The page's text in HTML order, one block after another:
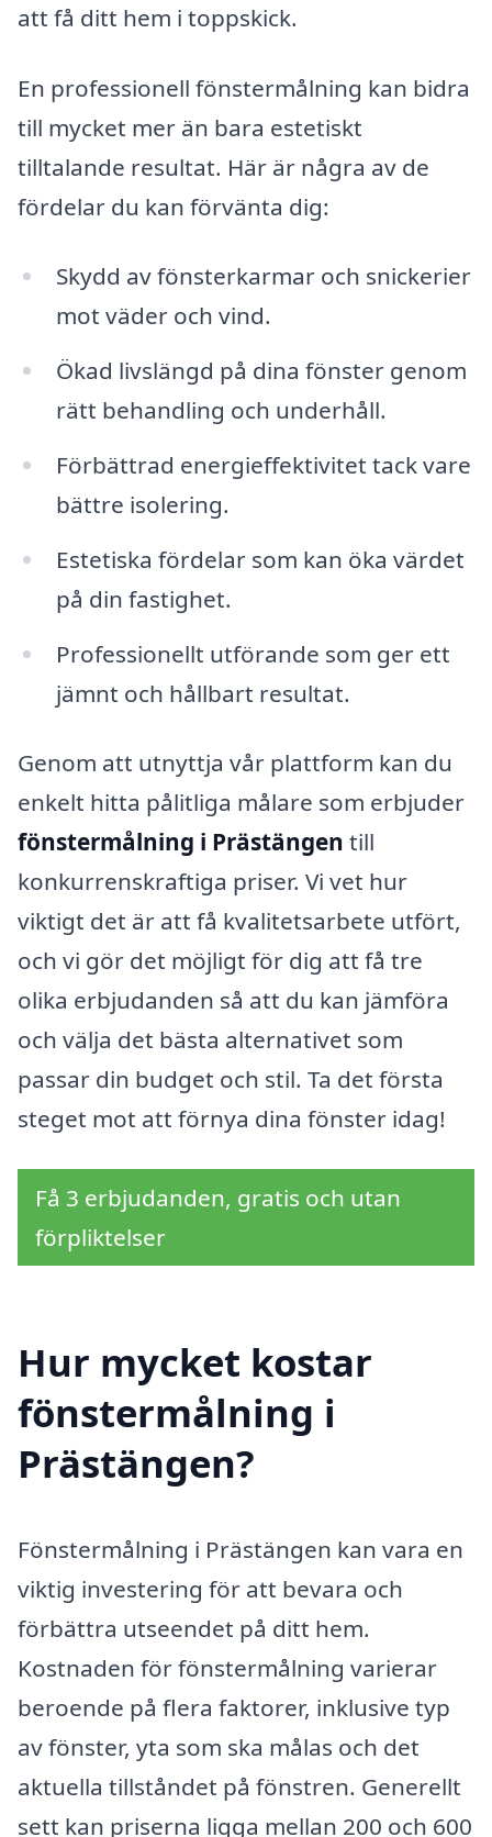
att få ditt hem i toppskick.
En professionell fönstermålning kan bidra
till mycket mer än bara estetiskt
tilltalande resultat. Här är några av de
fördelar du kan förvänta dig:
Skydd av fönsterkarmar och snickerier
mot väder och vind.
Ökad livslängd på dina fönster genom
rätt behandling och underhåll.
Förbättrad energieffektivitet tack vare
bättre isolering.
Estetiska fördelar som kan öka värdet
på din fastighet.
Professionellt utförande som ger ett
jämnt och hållbart resultat.
Genom att utnyttja vår plattform kan du
enkelt hitta pålitliga målare som erbjuder
fönstermålning i Prästängen till
konkurrenskraftiga priser. Vi vet hur
viktigt det är att få kvalitetsarbete utfört,
och vi gör det möjligt för dig att få tre
olika erbjudanden så att du kan jämföra
och välja det bästa alternativet som
passar din budget och stil. Ta det första
steget mot att förnya dina fönster idag!
Få 3 erbjudanden, gratis och utan
förpliktelser
Hur mycket kostar
fönstermålning i
Prästängen?
Fönstermålning i Prästängen kan vara en
viktig investering för att bevara och
förbättra utseendet på ditt hem.
Kostnaden för fönstermålning varierar
beroende på flera faktorer, inklusive typ
av fönster, yta som ska målas och det
aktuella tillståndet på fönstren. Generellt
sett kan priserna ligga mellan 200 och 600